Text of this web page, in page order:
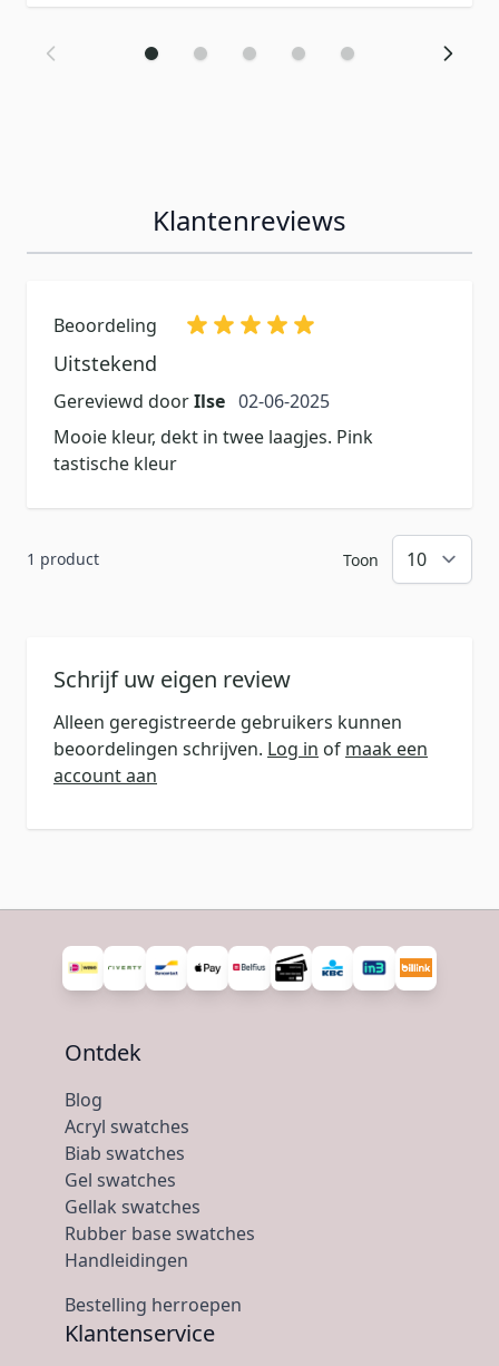
Klantenreviews
Beoordeling
Uitstekend
Gereviewd doorIlse 2 juni 2025
02-06-2025
Mooie kleur, dekt in twee laagjes. Pink
tastische kleur
1 product Toon
Schrijf uw eigen review
Alleen geregistreerde gebruikers kunnen
beoordelingen schrijven. Log in of maak een
account aan
Ontdek
Blog
Acryl swatches
Biab swatches
Gel swatches
Gellak swatches
Rubber base swatches
Handleidingen
Bestelling herroepen
Klantenservice